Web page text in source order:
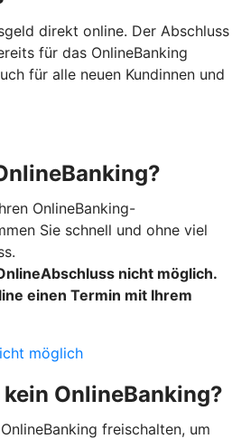
direkt online. Der Abschluss
für das OnlineBanking
für alle neuen Kundinnen und
OnlineBanking-
Sie schnell und ohne viel
nicht möglich.
einen Termin mit Ihrem
möglich
OnlineBanking?
freischalten, um